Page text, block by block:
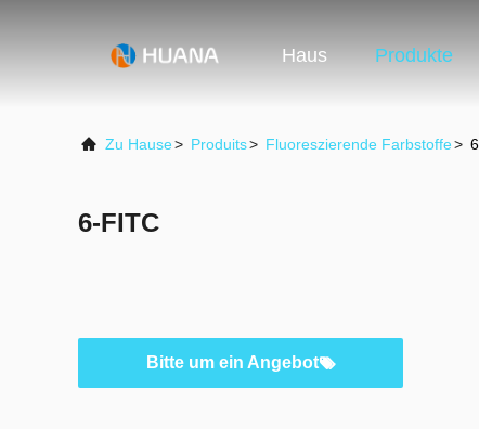
Haus Produkte
Zu Hause> Produits> Fluoreszierende Farbstoffe>
6-FITC
Bitte um ein Angebot